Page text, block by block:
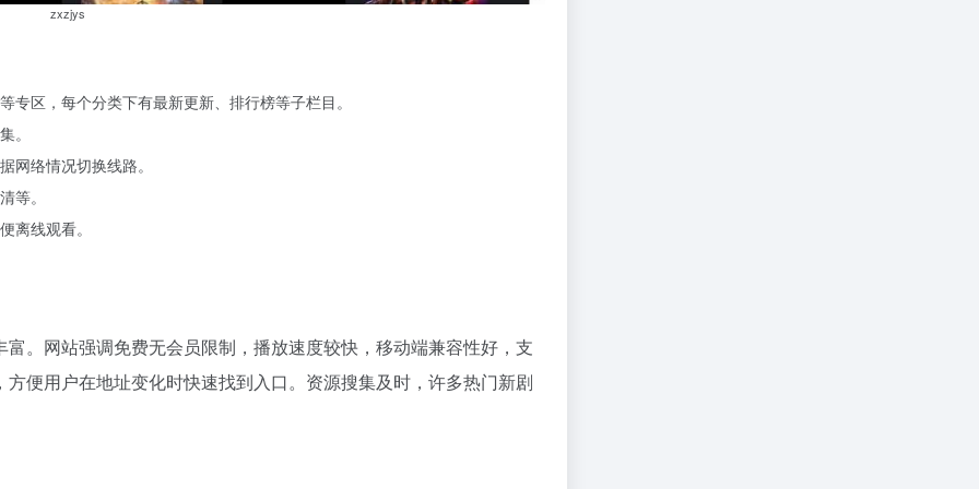
zxzjys
区，每个分类下有最新更新、排行榜等子栏目。
。
网络情况切换线路。
等。
离线观看。
。网站强调免费无会员限制，播放速度较快，移动端兼容性好，支
便用户在地址变化时快速找到入口。资源搜集及时，许多热门新剧